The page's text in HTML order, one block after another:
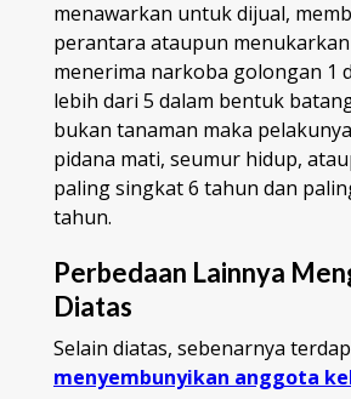
menawarkan untuk dijual,
perantara ataupun
menerima narkoba golongan 1
lebih dari 5 dalam bentuk
bukan tanaman maka
pidana mati, seumur hidup,
paling singkat 6 tahun dan
tahun.
Perbedaan Lainnya
Diatas
Selain diatas, sebenarnya
menyembunyikan anggota